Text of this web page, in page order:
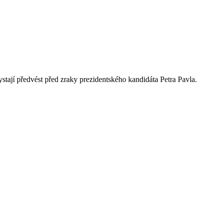
předvést před zraky prezidentského kandidáta Petra Pavla.